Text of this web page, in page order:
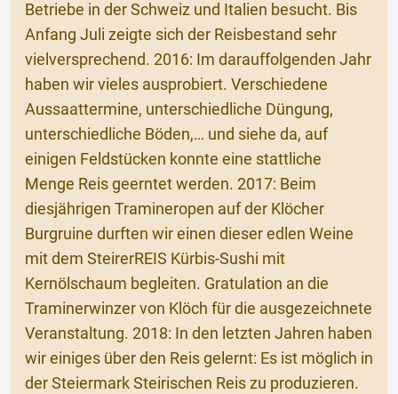
Betriebe in der Schweiz und Italien besucht. Bis
Anfang Juli zeigte sich der Reisbestand sehr
vielversprechend. 2016: Im darauffolgenden Jahr
haben wir vieles ausprobiert. Verschiedene
Aussaattermine, unterschiedliche Düngung,
unterschiedliche Böden,… und siehe da, auf
einigen Feldstücken konnte eine stattliche
Menge Reis geerntet werden. 2017: Beim
diesjährigen Tramineropen auf der Klöcher
Burgruine durften wir einen dieser edlen Weine
mit dem SteirerREIS Kürbis-Sushi mit
Kernölschaum begleiten. Gratulation an die
Traminerwinzer von Klöch für die ausgezeichnete
Veranstaltung. 2018: In den letzten Jahren haben
wir einiges über den Reis gelernt: Es ist möglich in
der Steiermark Steirischen Reis zu produzieren.